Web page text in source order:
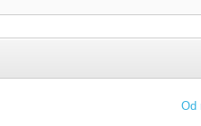
Od